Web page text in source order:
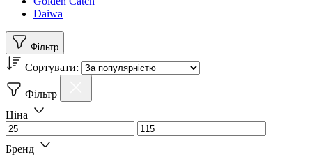
Daiwa
Фільтр
Сортувати:
Фільтр
Ціна
Бренд